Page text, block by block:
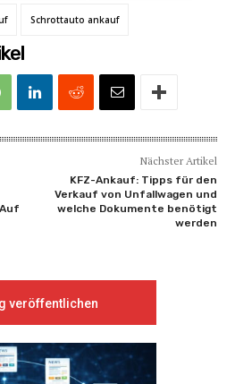
Schrottauto ankauf
Nächster Artikel
KFZ-Ankauf: Tipps für den
Verkauf von Unfallwagen und
welche Dokumente benötigt
werden
veröffentlichen